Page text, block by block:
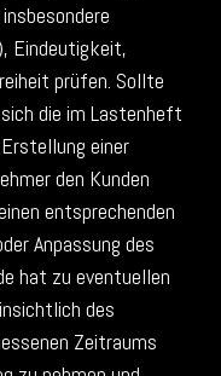
Eindeutigkeit,
prüfen. Sollte
die im Lastenheft
einer
den Kunden
entsprechenden
Anpassung des
hat zu eventuellen
des
Zeitraums